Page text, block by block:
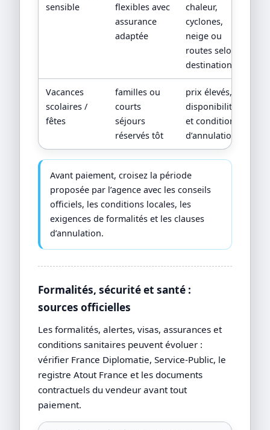
sensible
flexibles avec
assurance
adaptée
chaleur,
cyclones,
neige ou
routes selon
destination
Vacances
scolaires /
fêtes
familles ou
courts
séjours
réservés tôt
prix élevés,
disponibilités
et conditions
d’annulation
Avant paiement, croisez la période
proposée par l’agence avec les conseils
officiels, les conditions locales, les
exigences de formalités et les clauses
d’annulation.
Formalités, sécurité et santé :
sources officielles
Les formalités, alertes, visas, assurances et
conditions sanitaires peuvent évoluer :
vérifier France Diplomatie, Service-Public, le
registre Atout France et les documents
contractuels du vendeur avant tout
paiement.